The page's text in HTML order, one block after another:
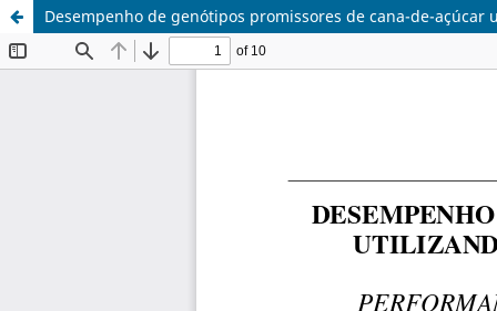
Desempenho de genótipos promissores de cana-de-